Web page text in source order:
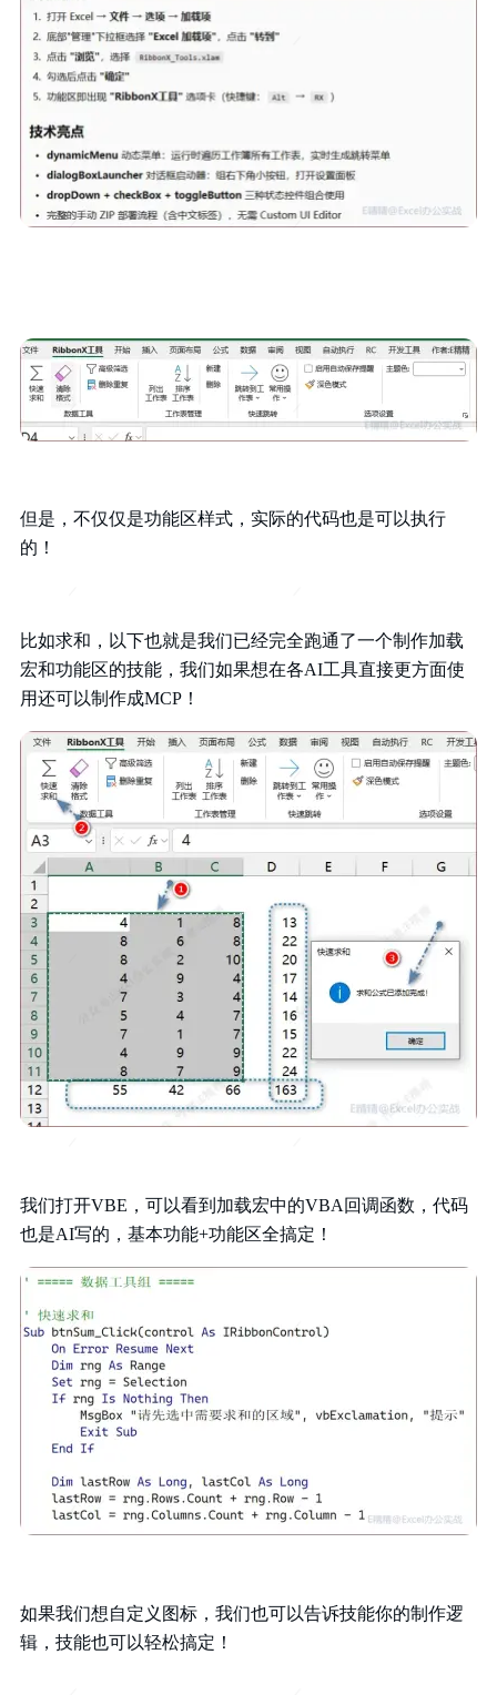
但是，不仅仅是功能区样式，实际的代码也是可以执行
的！
比如求和，以下也就是我们已经完全跑通了一个制作加载
宏和功能区的技能，我们如果想在各AI工具直接更方面使
用还可以制作成MCP！
我们打开VBE，可以看到加载宏中的VBA回调函数，代码
也是AI写的，基本功能+功能区全搞定！
如果我们想自定义图标，我们也可以告诉技能你的制作逻
辑，技能也可以轻松搞定！